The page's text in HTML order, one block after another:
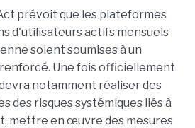
prévoit que les plateformes
d'utilisateurs actifs mensuels
soient soumises à un
Une fois officiellement
notamment réaliser des
des risques systémiques liés à
mettre en œuvre des mesures